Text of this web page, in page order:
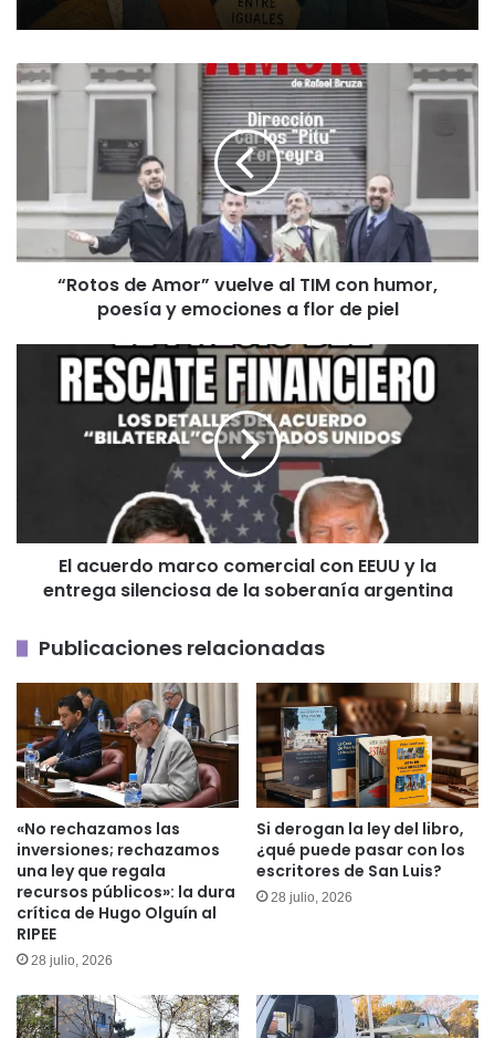
“Rotos
de
con
poesía
“Rotos de Amor” vuelve al TIM con humor,
poesía y emociones a flor de piel
entrega
silenciosa
argentina
El acuerdo marco comercial con EEUU y la
entrega silenciosa de la soberanía argentina
Publicaciones relacionadas
«No rechazamos las
inversiones; rechazamos
una ley que regala
recursos públicos»: la dura
crítica de Hugo Olguín al
RIPEE
28 julio, 2026
Si derogan la ley del libro,
¿qué puede pasar con los
escritores de San Luis?
28 julio, 2026